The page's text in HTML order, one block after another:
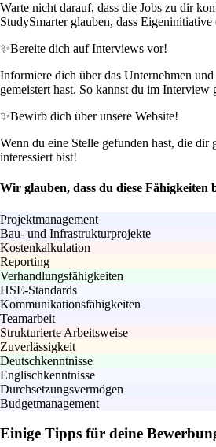
Warte nicht darauf, dass die Jobs zu dir
StudySmarter glauben, dass
✨Bereite dich auf Interviews vor!
Informiere dich über das Unternehmen
gemeistert hast. So kannst du im
✨Bewirb dich über unsere Website!
Wenn du eine Stelle gefunden hast, die
interessiert bist!
Wir glauben, dass du diese
Projektmanagement
Bau- und Infrastrukturprojekte
Kostenkalkulation
Reporting
Verhandlungsfähigkeiten
HSE-Standards
Kommunikationsfähigkeiten
Teamarbeit
Strukturierte Arbeitsweise
Zuverlässigkeit
Deutschkenntnisse
Englischkenntnisse
Durchsetzungsvermögen
Budgetmanagement
Einige Tipps für deine